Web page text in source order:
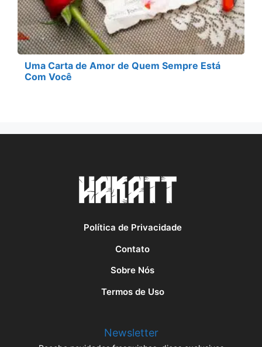
Uma Carta de Amor de Quem Sempre Está
Com Você
Política de Privacidade
Contato
Sobre Nós
Termos de Uso
Newsletter